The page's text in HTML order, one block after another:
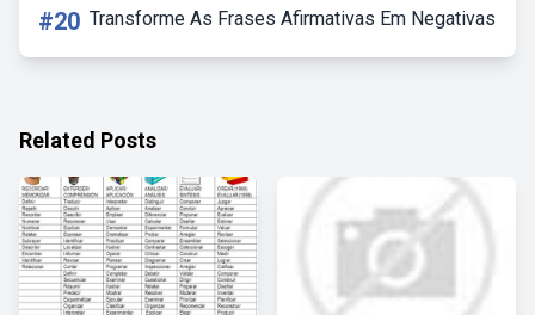
#20 Transforme As Frases Afirmativas Em Negativas
Related Posts